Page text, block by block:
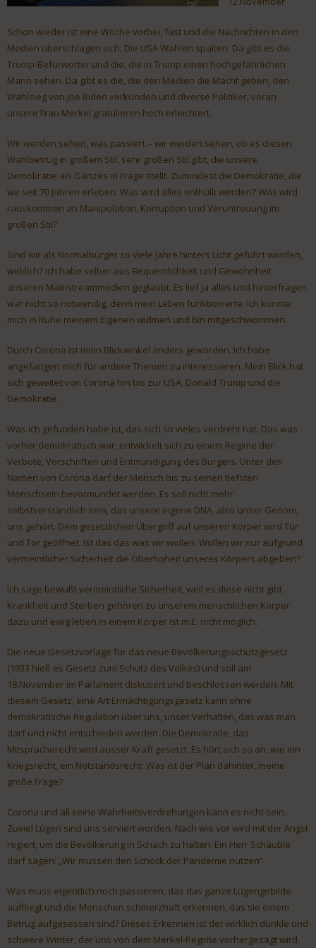
Schon wieder ist eine Woche vorbei, fast und die Nachrichten in den
Medien überschlagen sich. Die USA Wahlen spalten. Da gibt es die
Trump-Befürworter und die, die in Trump einen hochgefährlichen
Mann sehen. Da gibt es die, die den Medien die Macht geben, den
Wahlsieg von Joe Biden verkünden und diverse Politiker, voran
unsere Frau Merkel gratulieren hoch erleichtert.
Wir werden sehen, was passiert – wir werden sehen, ob es diesen
Wahlbetrug in großem Stil, sehr großen Stil gibt, die unsere
Demokratie als Ganzes in Frage stellt. Zumindest die Demokratie, die
wir seit 70 Jahren erleben. Was wird alles enthüllt werden? Was wird
rauskommen an Manipulation, Korruption und Veruntreuung im
großen Stil?
Sind wir als Normalbürger so viele Jahre hinters Licht geführt worden,
wirklich? Ich habe selber aus Bequemlichkeit und Gewohnheit
unseren Mainstreammedien geglaubt. Es lief ja alles und hinterfragen
war nicht so notwendig, denn mein Leben funktionierte. Ich konnte
mich in Ruhe meinem Eigenen widmen und bin mitgeschwommen.
Durch Corona ist mein Blickwinkel anders geworden. Ich habe
angefangen mich für andere Themen zu interessieren. Mein Blick hat
sich geweitet von Corona hin bis zur USA, Donald Trump und die
Demokratie.
Was ich gefunden habe ist, das sich so vieles verdreht hat. Das was
vorher demokratisch war, entwickelt sich zu einem Regime der
Verbote, Vorschriften und Entmündigung des Bürgers. Unter den
Namen von Corona darf der Mensch bis zu seinen tiefsten
Menschsein bevormundet werden. Es soll nicht mehr
selbstverständlich sein, das unsere eigene DNA, also unser Genom,
uns gehört. Dem gesetzlichen Übergriff auf unseren Körper wird Tür
und Tor geöffnet. Ist das das was wir wollen. Wollen wir nur aufgrund
vermeintlicher Sicherheit die Oberhoheit unseres Körpers abgeben?
Ich sage bewußt vermeintliche Sicherheit, weil es diese nicht gibt.
Krankheit und Sterben gehören zu unserem menschlichen Körper
dazu und ewig leben in einem Körper ist m.E. nicht möglich.
Die neue Gesetzvorlage für das neue Bevölkerungsschutzgesetz
(1933 hieß es Gesetz zum Schutz des Volkes) und soll am
18.November im Parlament diskutiert und beschlossen werden. Mit
diesem Gesetz, eine Art Ermächtigungsgesetz kann ohne
demokratische Regulation über uns, unser Verhalten, das was man
darf und nicht entschieden werden. Die Demokratie, das
Mitspracherecht wird ausser Kraft gesetzt. Es hört sich so an, wie ein
Kriegsrecht, ein Notstandsrecht. Was ist der Plan dahinter, meine
große Frage?
Corona und all seine Wahrheitsverdrehungen kann es nicht sein.
Zuviel Lügen sind uns serviert worden. Nach wie vor wird mit der Angst
regiert, um die Bevölkerung in Schach zu halten. Ein Herr Schäuble
darf sagen: „Wir müssen den Schock der Pandemie nutzen“
Was muss eigentlich noch passieren, das das ganze Lügengebilde
auffliegt und die Menschen schmerzhaft erkennen, das sie einem
Betrug aufgesessen sind? Dieses Erkennen ist der wirklich dunkle und
schwere Winter, der uns von dem Merkel-Regime vorhergesagt wird.